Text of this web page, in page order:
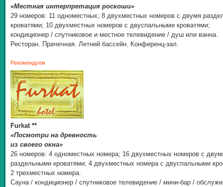
«Местная интерпретация роскоши»
29 номеров: 11 одноместных; 8 двухместных номеров с двумя
кроватями; 10 двухместных номеров с двуспальными кроватями;
кондиционер / спутниковое и местное телевидение / душ или ванна.
Ресторан. Прачечная. Летний бассейн. Конференц-зал.
Рекомендуем
Furkat **
«Посмотри на древность
из своего окна»
26 номеров: 4 одноместных номера; 16 двухместных номеров с
раздельными кроватями; 4 двухместных номера с двуспальными
2 трехместных номера.
Сауна / кондиционер / спутниковое телевидение / мини-бар /